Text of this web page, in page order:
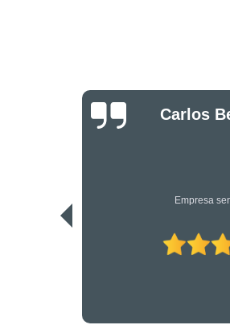
Danilo
Os únicos profissionais de